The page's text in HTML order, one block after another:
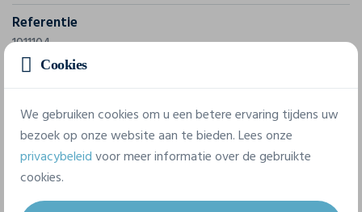
Referentie
1911104
100% Polyester-recycled.
6 beschikbare maten
Cookies
We gebruiken cookies om u een betere ervaring tijdens uw
bezoek op onze website aan te bieden. Lees onze
privacybeleidvoor meer informatie over de gebruikte
cookies.